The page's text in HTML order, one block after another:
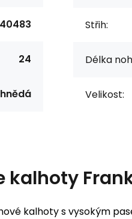
24
hnědá
Střih:
Délka
Velikost:
kalhoty
kalhoty s vysokým